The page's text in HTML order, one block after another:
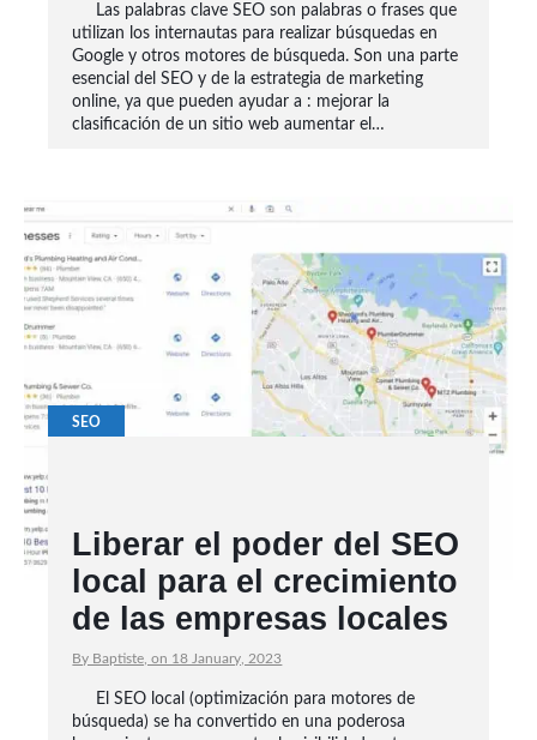
Las palabras clave SEO son palabras o frases que
utilizan los internautas para realizar búsquedas en
Google y otros motores de búsqueda. Son una parte
esencial del SEO y de la estrategia de marketing
online, ya que pueden ayudar a : mejorar la
clasificación de un sitio web aumentar el…
SEO
Liberar el poder del SEO
local para el crecimiento
de las empresas locales
By Baptiste, on 18 January, 2023
El SEO local (optimización para motores de
búsqueda) se ha convertido en una poderosa